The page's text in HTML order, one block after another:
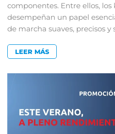
componentes. Entre ellos,
desempeñan un papel
de marcha suaves, precisos y
LEER MÁS